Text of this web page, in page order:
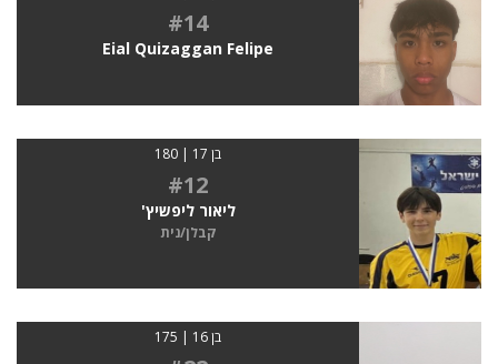
#14
Eial Quizaggan Felipe
בן 17 | 180
#12
ליאור ליפשיץ'
קבלן/נית
בן 16 | 175